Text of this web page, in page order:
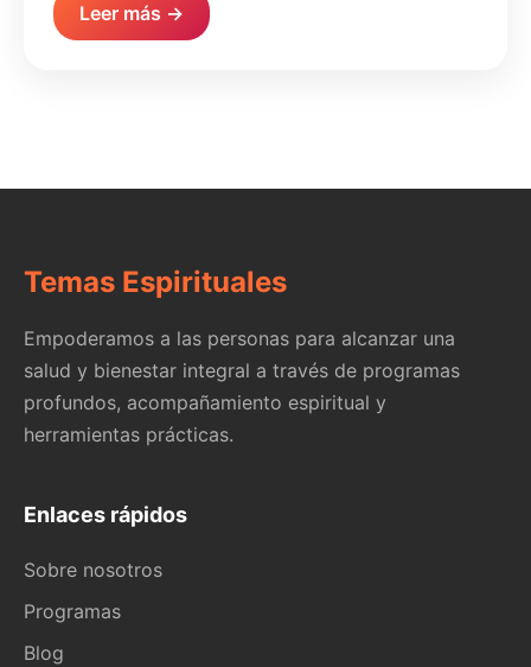
Leer más →
Temas Espirituales
Empoderamos a las personas para alcanzar una
salud y bienestar integral a través de programas
profundos, acompañamiento espiritual y
herramientas prácticas.
Enlaces rápidos
Sobre nosotros
Programas
Blog